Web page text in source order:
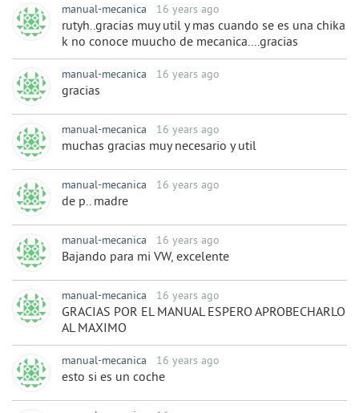
manual-mecanica 16 years ago
rutyh..gracias muy util y mas cuando se es una chika
k no conoce muucho de mecanica....gracias
manual-mecanica 16 years ago
gracias
manual-mecanica 16 years ago
muchas gracias muy necesario y util
manual-mecanica 16 years ago
de p.. madre
manual-mecanica 16 years ago
Bajando para mi VW, excelente
manual-mecanica 16 years ago
GRACIAS POR EL MANUAL ESPERO APROBECHARLO
AL MAXIMO
manual-mecanica 16 years ago
esto si es un coche